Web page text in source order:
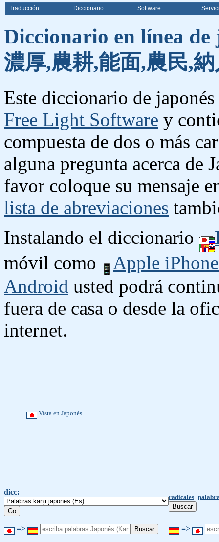
Traducción Diccionario Software
Diccionario en línea
濃厚,農耕,能面,農民,
Este diccionario de
Free Light Software y
compuesta de dos o más
alguna pregunta acerca de
favor coloque su mensaje
lista de abreviaciones
Instalando el diccionario
móvil como
Apple iPhone
Android usted podrá
fuera de casa o desde la
internet.
Vista en Japonés
dicc:
radicales
=> =>